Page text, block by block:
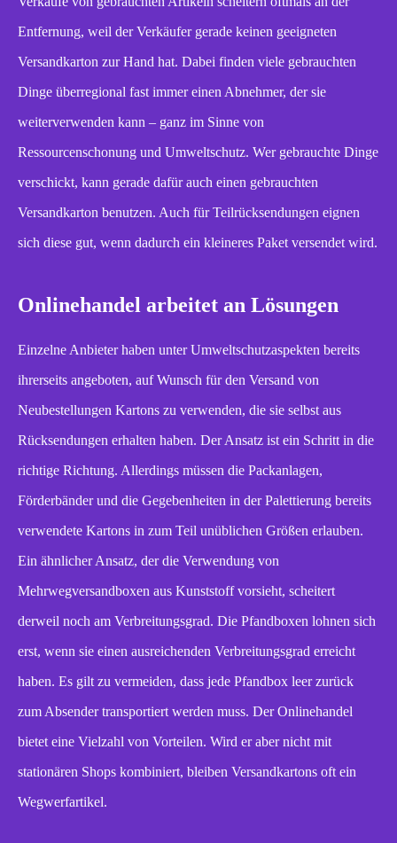
Entfernung, weil der Verkäufer gerade keinen geeigneten
Versandkarton zur Hand hat. Dabei finden viele gebrauchten
Dinge überregional fast immer einen Abnehmer, der sie
weiterverwenden kann – ganz im Sinne von
Ressourcenschonung und Umweltschutz. Wer gebrauchte Dinge
verschickt, kann gerade dafür auch einen gebrauchten
Versandkarton benutzen. Auch für Teilrücksendungen eignen
sich diese gut, wenn dadurch ein kleineres Paket versendet wird.
Onlinehandel arbeitet an Lösungen
Einzelne Anbieter haben unter Umweltschutzaspekten bereits
ihrerseits angeboten, auf Wunsch für den Versand von
Neubestellungen Kartons zu verwenden, die sie selbst aus
Rücksendungen erhalten haben. Der Ansatz ist ein Schritt in die
richtige Richtung. Allerdings müssen die Packanlagen,
Förderbänder und die Gegebenheiten in der Palettierung bereits
verwendete Kartons in zum Teil unüblichen Größen erlauben.
Ein ähnlicher Ansatz, der die Verwendung von
Mehrwegversandboxen aus Kunststoff vorsieht, scheitert
derweil noch am Verbreitungsgrad. Die Pfandboxen lohnen sich
erst, wenn sie einen ausreichenden Verbreitungsgrad erreicht
haben. Es gilt zu vermeiden, dass jede Pfandbox leer zurück
zum Absender transportiert werden muss. Der Onlinehandel
bietet eine Vielzahl von Vorteilen. Wird er aber nicht mit
stationären Shops kombiniert, bleiben Versandkartons oft ein
Wegwerfartikel.